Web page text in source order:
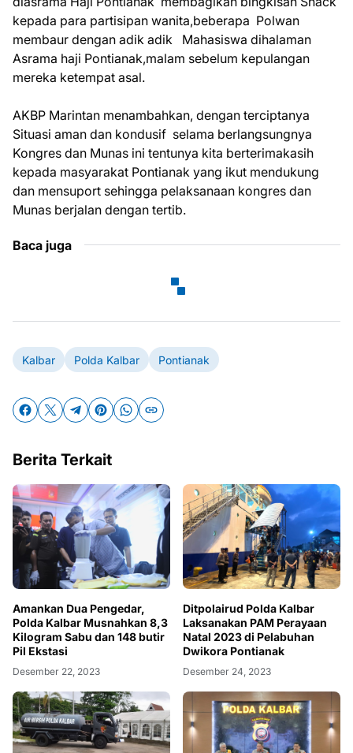
kepada para partisipan wanita,beberapa Polwan
membaur dengan adik adik Mahasiswa dihalaman
Asrama haji Pontianak,malam sebelum kepulangan
mereka ketempat asal.
AKBP Marintan menambahkan, dengan terciptanya
Situasi aman dan kondusif selama berlangsungnya
Kongres dan Munas ini tentunya kita berterimakasih
kepada masyarakat Pontianak yang ikut mendukung
dan mensuport sehingga pelaksanaan kongres dan
Munas berjalan dengan tertib.
Baca juga
Kalbar Polda Kalbar Pontianak
Berita Terkait
Amankan Dua Pengedar,
Polda Kalbar Musnahkan 8,3
Kilogram Sabu dan 148 butir
Pil Ekstasi
Desember 22, 2023
Ditpolairud Polda Kalbar
Laksanakan PAM Perayaan
Natal 2023 di Pelabuhan
Dwikora Pontianak
Desember 24, 2023